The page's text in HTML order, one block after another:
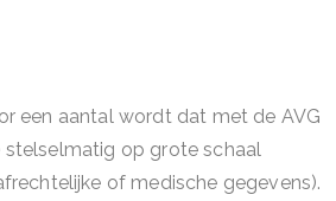
een aantal wordt dat met de AVG
stelselmatig op grote schaal
of medische gegevens).